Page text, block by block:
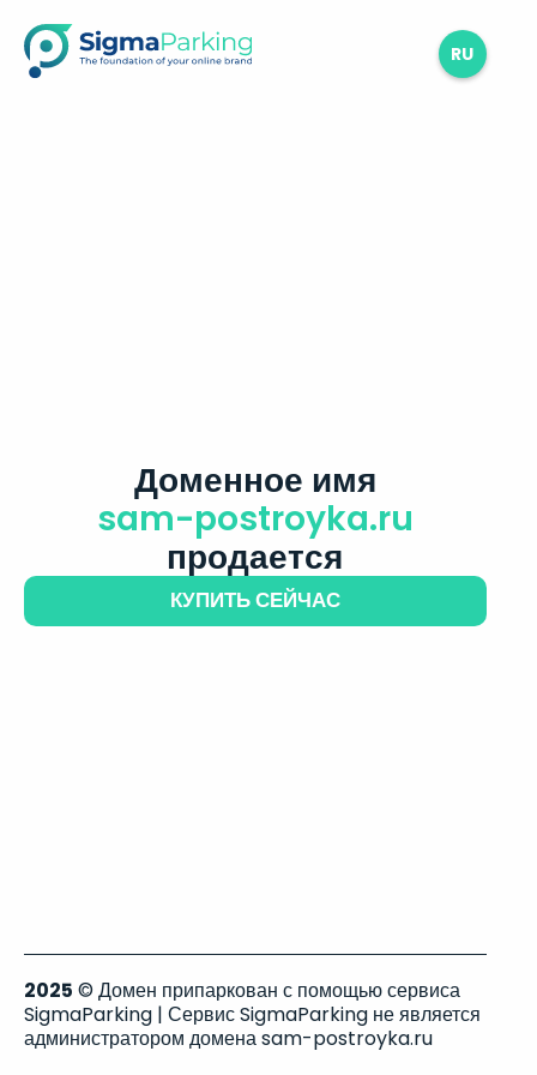
RU
Доменное имя
sam-postroyka.ru
продается
КУПИТЬ СЕЙЧАС
2025 © Домен припаркован с помощью сервиса
SigmaParking | Сервис SigmaParking не является
администратором домена sam-postroyka.ru